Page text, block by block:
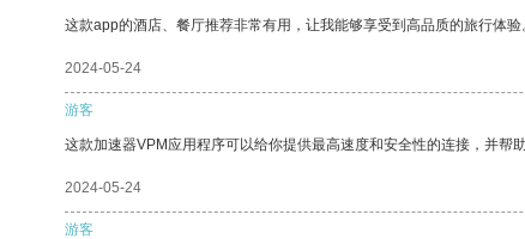
这款app的酒店、餐厅推荐非常有用，让我能够享受到高品质的旅行体验
2024-05-24
游客
这款加速器VPM应用程序可以给你提供最高速度和安全性的连接，并帮
2024-05-24
游客